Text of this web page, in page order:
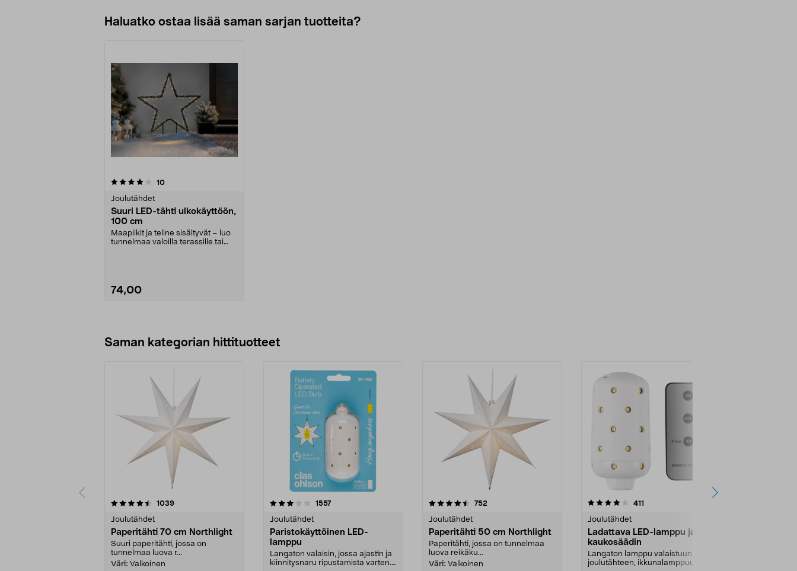
Haluatko ostaa lisää saman sarjan tuotteita?
10arvostelut
Joulutähdet
Suuri LED-tähti ulkokäyttöön,
100 cm
Maapiikit ja teline sisältyvät – luo
tunnelmaa valoilla terassille tai
74,00
Saman kategorian hittituotteet
1039arvostelut
Joulutähdet
Paperitähti 70 cm Northlight
Suuri paperitähti, jossa on
tunnelmaa luova r...
Väri: Valkoinen
3.0 viidestä
1557arvostelut
Joulutähdet
Paristokäyttöinen LED-
lamppu
Langaton valaisin, jossa ajastin ja
kiinnitysnaru ripustamista varten.
4.5 viidestä
752
Joulutähdet
Paperitähti 50 cm Northlight
Paperitähti, jossa on tunnelmaa
luova reikäku...
Väri: Valkoinen
4.0 viidestä
411
Joulutähdet
Ladattava LED-lamppu ja
kaukosäädin
Langaton lamppu valaistuun
joulutähteen, ikkunalamppuun tai
4.5 viidestä